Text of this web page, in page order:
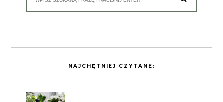
NAJCHĘTNIEJ CZYTANE: